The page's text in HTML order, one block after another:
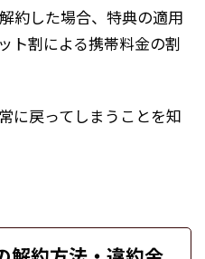
約した場合、特典の適用
ト割による携帯料金の割
に戻ってしまうことを知